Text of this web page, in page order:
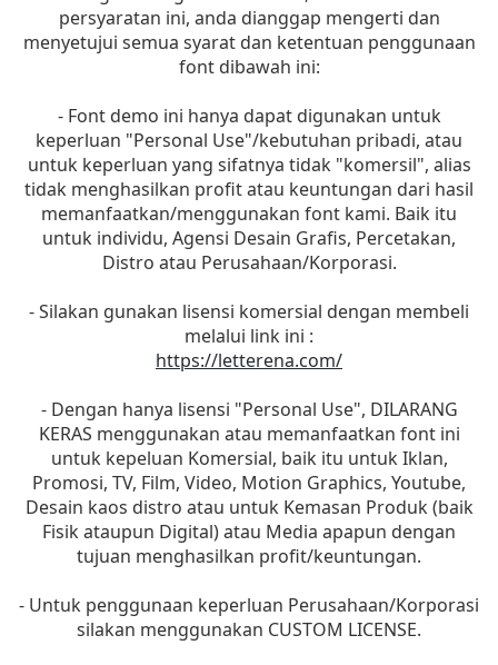
persyaratan ini, anda dianggap mengerti dan
menyetujui semua syarat dan ketentuan penggunaan
font dibawah ini:
- Font demo ini hanya dapat digunakan untuk
keperluan "Personal Use"/kebutuhan pribadi, atau
untuk keperluan yang sifatnya tidak "komersil", alias
tidak menghasilkan profit atau keuntungan dari hasil
memanfaatkan/menggunakan font kami. Baik itu
untuk individu, Agensi Desain Grafis, Percetakan,
Distro atau Perusahaan/Korporasi.
- Silakan gunakan lisensi komersial dengan membeli
melalui link ini :
https://letterena.com/
- Dengan hanya lisensi "Personal Use", DILARANG
KERAS menggunakan atau memanfaatkan font ini
untuk kepeluan Komersial, baik itu untuk Iklan,
Promosi, TV, Film, Video, Motion Graphics, Youtube,
Desain kaos distro atau untuk Kemasan Produk (baik
Fisik ataupun Digital) atau Media apapun dengan
tujuan menghasilkan profit/keuntungan.
- Untuk penggunaan keperluan Perusahaan/Korporasi
silakan menggunakan CUSTOM LICENSE.